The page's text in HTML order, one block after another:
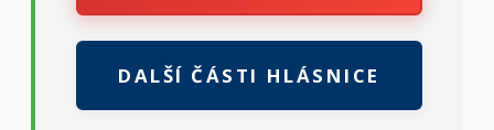
DALŠÍ ČÁSTI HLÁSNICE